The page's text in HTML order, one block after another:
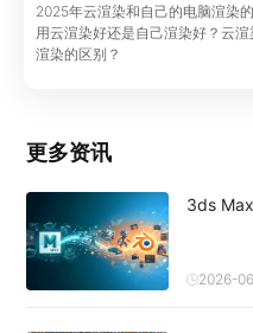
2025年云渲染和自己的电脑渲染
用云渲染好还是自己渲染好？云
渲染的区别？
更多资讯
3ds
2026-